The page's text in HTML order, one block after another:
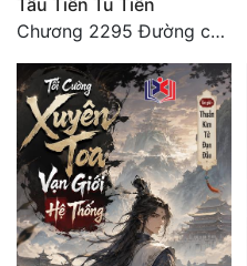
Tẩu Tiến Tu Tiên
Chương 2295 Đường còn rất dài đâu 【 đại kết cục 】